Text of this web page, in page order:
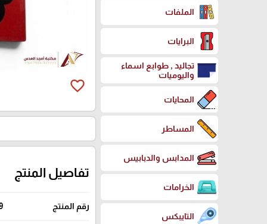
الملفات
البرايات
تجاليد , طوابع اسماء
واليوميات
المحايات
المساطر
المدابس والدبابيس
الخرامات
التايبكس
favorite_border
تفاصيل المنتج
رقم المنتج